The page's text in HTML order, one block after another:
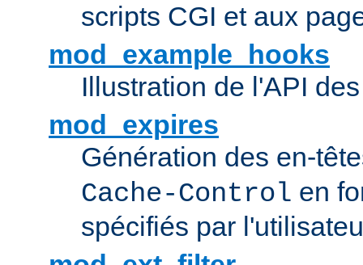
scripts CGI et aux
mod_example_hooks
Illustration de l'API
mod_expires
Génération des en-
Cache-Control en
spécifiés par